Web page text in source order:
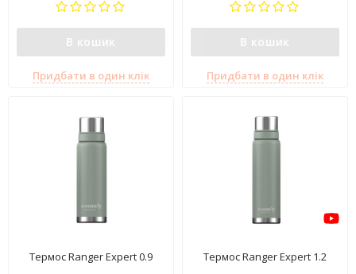
В кошик
Придбати в один клік
В кошик
Придбати в один клік
Термос Ranger Expert 0.9 Термос Ranger Expert 1.2